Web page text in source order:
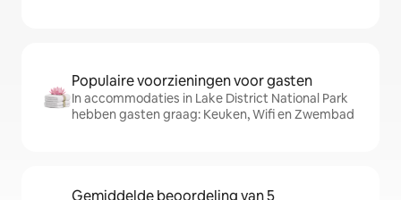
Populaire voorzieningen voor gasten
In accommodaties in Lake District National Park
hebben gasten graag: Keuken, Wifi en Zwembad
Gemiddelde beoordeling van 5